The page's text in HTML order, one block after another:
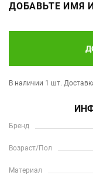
ДОБАВЬТЕ ИМЯ
В наличии 1 шт.
Бренд
Возраст/Пол
Материал